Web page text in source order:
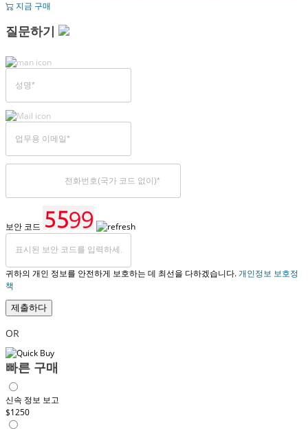
지금 구매
질문하기
보안 코드
귀하의 개인 정보를 안전하게 보호하는 데 최선을 다하겠습니다.개인정보 보호정
책
제출하다
OR
빠른 구매
신속 정보 보고
$1250